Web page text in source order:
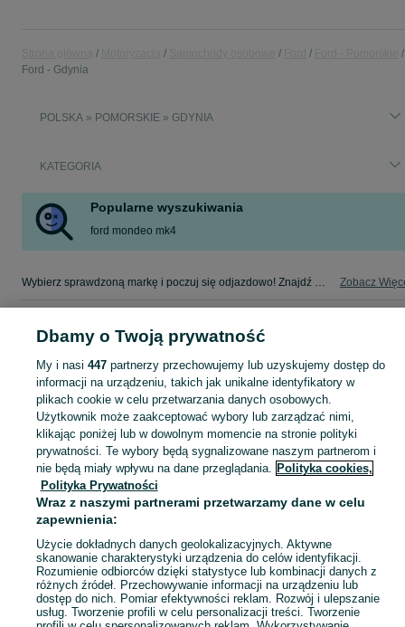
Ford - Gdynia
POLSKA » POMORSKIE » GDYNIA
KATEGORIA
Popularne wyszukiwania
ford mondeo mk4
Wybierz sprawdzoną markę i poczuj się odjazdowo! Znajdź wymarzony samochód w kategorii Ford na OLX - Gdynia i okolice! Zobacz
Mapa miejscowości
Mapa ministron
Popularne wyszukiwania
Dbamy o Twoją prywatność
My i nasi 447partnerzy przechowujemy lub uzyskujemy dostęp do
informacji na urządzeniu, takich jak unikalne identyfikatory w
plikach cookie w celu przetwarzania danych osobowych.
Użytkownik może zaakceptować wybory lub zarządzać nimi,
klikając poniżej lub w dowolnym momencie na stronie polityki
prywatności. Te wybory będą sygnalizowane naszym partnerom i
nie będą miały wpływu na dane przeglądania. Polityka cookies,
Polityka Prywatności
Wraz z naszymi partnerami przetwarzamy dane w celu
zapewnienia:
Użycie dokładnych danych geolokalizacyjnych. Aktywne
skanowanie charakterystyki urządzenia do celów identyfikacji.
Rozumienie odbiorców dzięki statystyce lub kombinacji danych z
różnych źródeł. Przechowywanie informacji na urządzeniu lub
dostęp do nich. Pomiar efektywności reklam. Rozwój i ulepszanie
usług. Tworzenie profili w celu personalizacji treści. Tworzenie